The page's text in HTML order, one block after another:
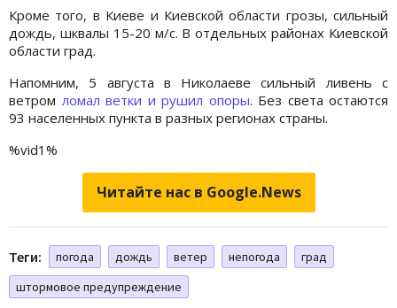
Кроме того, в Киеве и Киевской области грозы, сильный
дождь, шквалы 15-20 м/с. В отдельных районах Киевской
области град.
Напомним, 5 августа в Николаеве сильный ливень с
ветром ломал ветки и рушил опоры. Без света остаются
93 населенных пункта в разных регионах страны.
%vid1%
Читайте нас в Google.News
Теги: погода дождь ветер непогода
град
штормовое предупреждение